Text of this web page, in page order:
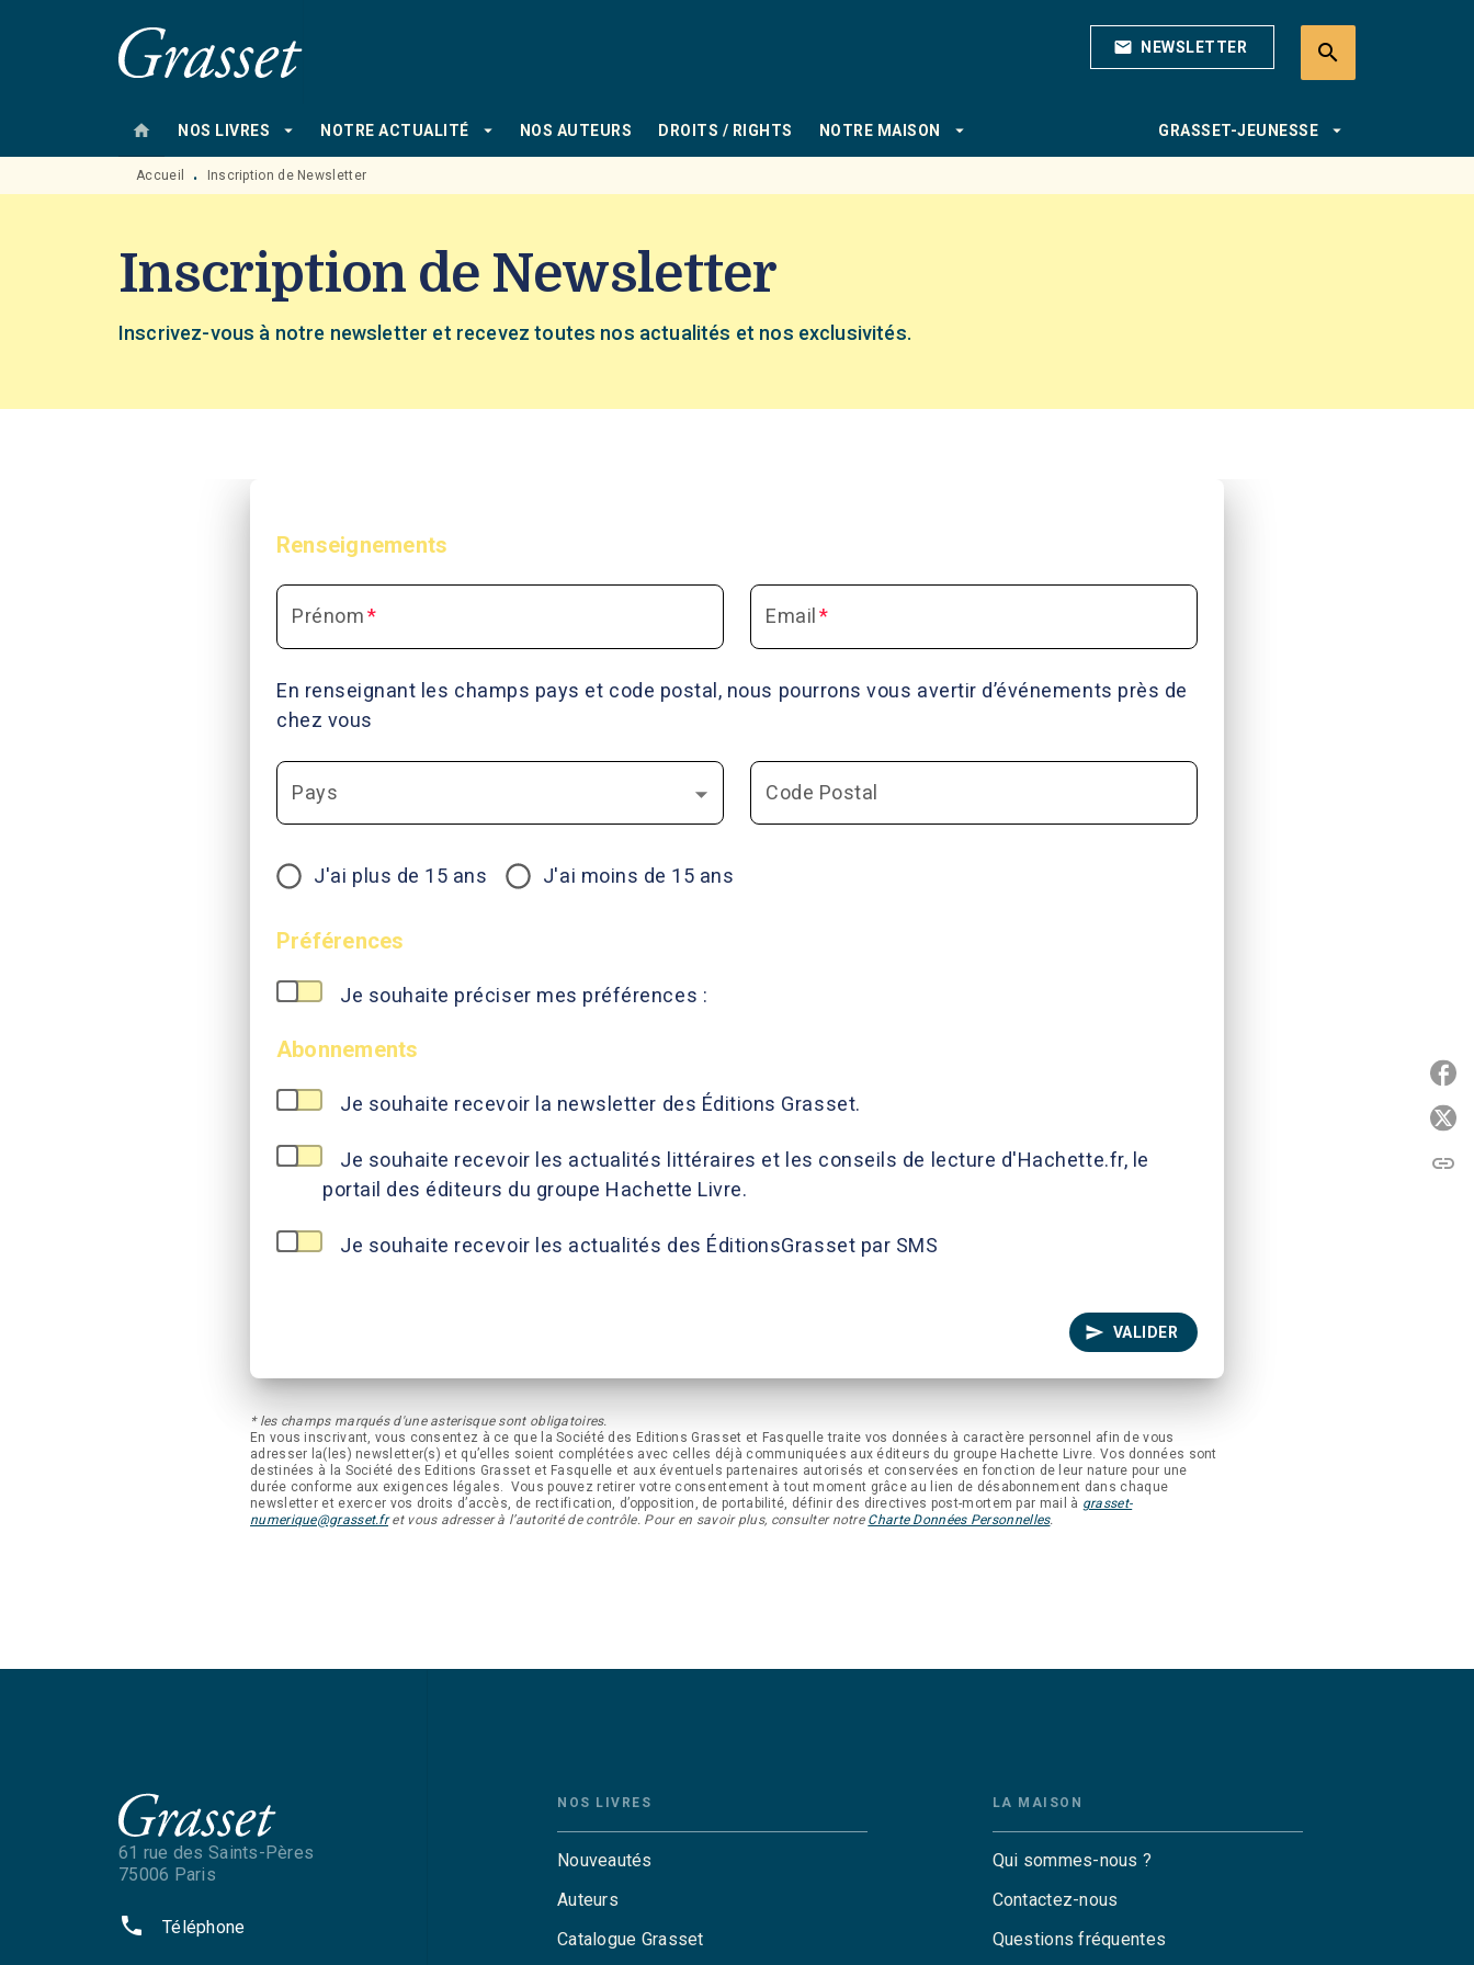
MENU RECHERCHE mail NEWSLETTER search
home NOS LIVRES arrow_drop_down NOTRE ACTUALITÉ arrow_drop_down NOS AUTEURS DROITS / RIGHTS NOTRE MAISON arrow_drop_down GRASSET-JEUNESSE arrow_drop_down
Accueil • Inscription de Newsletter
Inscription de Newsletter
Inscrivez-vous à notre newsletter et recevez toutes nos actualités et nos exclusivités.
Renseignements
Prénom* Email *
En renseignant les champs pays et code postal, nous pourrons vous avertir d’événements près de
chez vous
Pays Code Postal
J'ai plus de 15 ans J'ai moins de 15 ans
Préférences
Je souhaite préciser mes préférences :
Abonnements
Je souhaite recevoir la newsletter des Éditions Grasset.
Je souhaite recevoir les actualités littéraires et les conseils de lecture d'Hachette.fr, le
portail des éditeurs du groupe Hachette Livre.
Je souhaite recevoir les actualités des ÉditionsGrasset par SMS
send VALIDER
* les champs marqués d'une asterisque sont obligatoires.
En vous inscrivant, vous consentez à ce que la Société des Editions Grasset et Fasquelle traite vos données à caractère personnel afin de vous
adresser la(les) newsletter(s) et qu’elles soient complétées avec celles déjà communiquées aux éditeurs du groupe Hachette Livre. Vos données sont
destinées à la Société des Editions Grasset et Fasquelle et aux éventuels partenaires autorisés et conservées en fonction de leur nature pour une
durée conforme aux exigences légales. Vous pouvez retirer votre consentement à tout moment grâce au lien de désabonnement dans chaque
newsletter et exercer vos droits d’accès, de rectification, d’opposition, de portabilité, définir des directives post-mortem par mail à grasset-
numerique@grasset.fret vous adresser à l’autorité de contrôle. Pour en savoir plus, consulter notre Charte Données Personnelles.
link
61 rue des Saints-Pères
75006 Paris
phone Téléphone
NOS LIVRES
Nouveautés
Auteurs
Catalogue Grasset
LA MAISON
Qui sommes-nous ?
Contactez-nous
Questions fréquentes